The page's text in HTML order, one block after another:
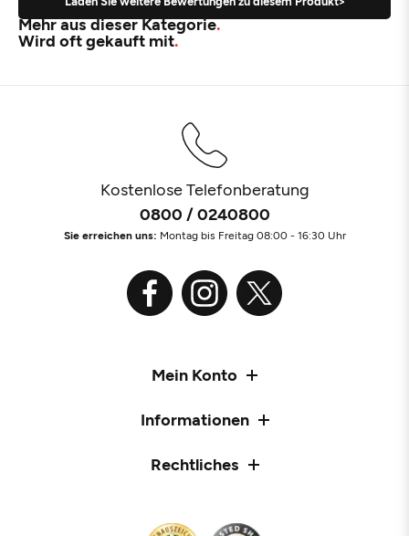
Mehr aus dieser Kategorie
Wird oft gekauft mit
Kostenlose Telefonberatung
0800 / 0240800
Sie erreichen uns: Montag bis Freitag 08:00 - 16:30 Uhr
Mein Konto
Informationen
Rechtliches